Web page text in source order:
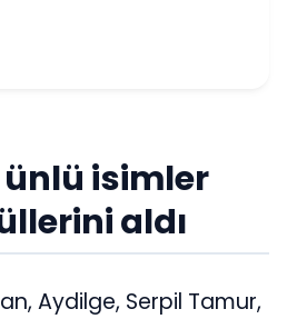
isimler
aldı
Aydilge, Serpil Tamur,